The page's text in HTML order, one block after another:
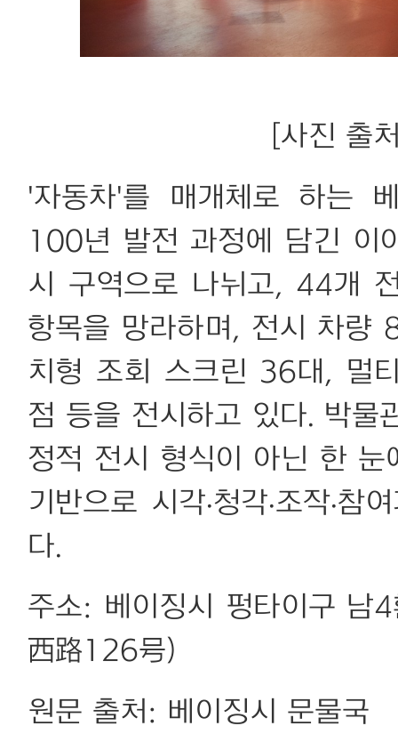
[사진 출
'자동차'를 매개체로 하는
100년 발전 과정에 담긴 이
시 구역으로 나뉘고, 44개
항목을 망라하며, 전시 차량
치형 조회 스크린 36대, 멀
점 등을 전시하고 있다. 박물
정적 전시 형식이 아닌 한
기반으로 시각·청각·조작·
다.
주소: 베이징시 펑타이구 남
西路126号)
원문 출처: 베이징시 문물국